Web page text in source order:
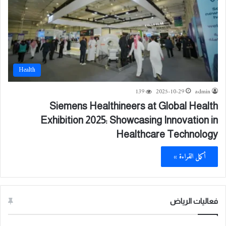
Health
admin
2025-10-29
139
Siemens Healthineers at Global Health
Exhibition 2025: Showcasing Innovation in
Healthcare Technology
أكمل القراءة »
فعاليات الرياض